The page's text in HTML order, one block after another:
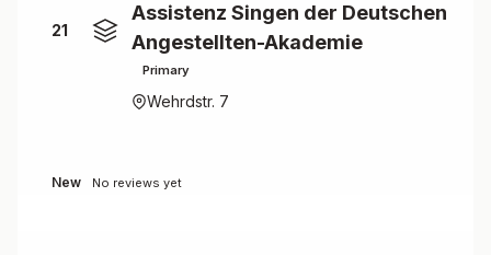
21
Assistenz Singen der Deutschen
Angestellten-Akademie
Primary
Wehrdstr. 7
New No reviews yet